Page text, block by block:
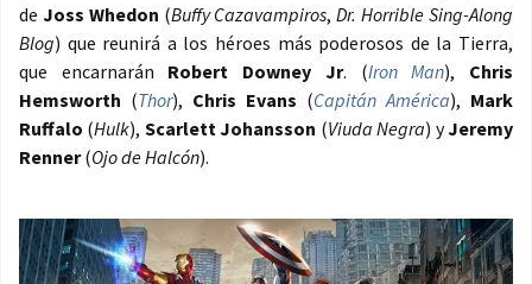
de Joss Whedon (Buffy Cazavampiros,Dr. Horrible Sing-Along
Blog) que reunirá a los héroes más poderosos de la Tierra,
que encarnarán Robert Downey Jr. (Iron Man), Chris
Hemsworth (Thor), Chris Evans (Capitán América), Mark
Ruffalo (Hulk), Scarlett Johansson (Viuda Negra) yJeremy
Renner(Ojo de Halcón).